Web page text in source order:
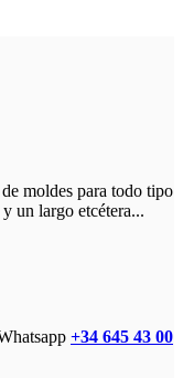
moldes para todo tipo
un largo etcétera...
+34 645 43 00